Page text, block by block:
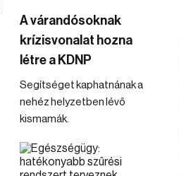
A várandósoknak
krízisvonalat hozna
létre a KDNP
Segítséget kaphatnának a
nehéz helyzetben lévő
kismamák.